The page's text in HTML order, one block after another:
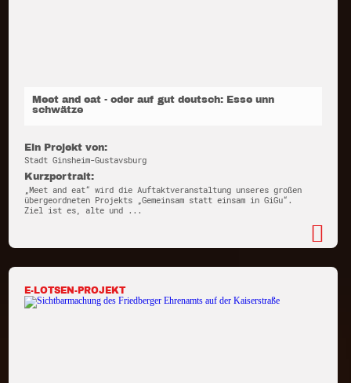
Meet and eat - oder auf gut deutsch: Esse unn
schwätze
Ein Projekt von:
Stadt Ginsheim-Gustavsburg
Kurzportrait:
„Meet and eat“ wird die Auftaktveranstaltung unseres großen
übergeordneten Projekts „Gemeinsam statt einsam in GiGu“.
Ziel ist es, alte und ...
E-LOTSEN-PROJEKT